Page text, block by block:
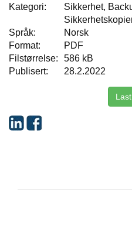
Kategori:
Sikkerhet,
Språk:
Norsk
Format:
PDF
Filstørrelse:
586 kB
Publisert:
28.2.2022